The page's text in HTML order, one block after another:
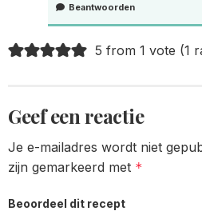
Beantwoorden
5 from 1 vote (1
Geef een reactie
Je e-mailadres wordt niet
zijn gemarkeerd met *
Beoordeel dit recept